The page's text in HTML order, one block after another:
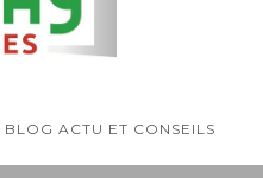
BLOG ACTU ET CONSEILS